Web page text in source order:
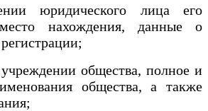
юридического лица его
нахождения, данные о
общества, полное и
общества, а также